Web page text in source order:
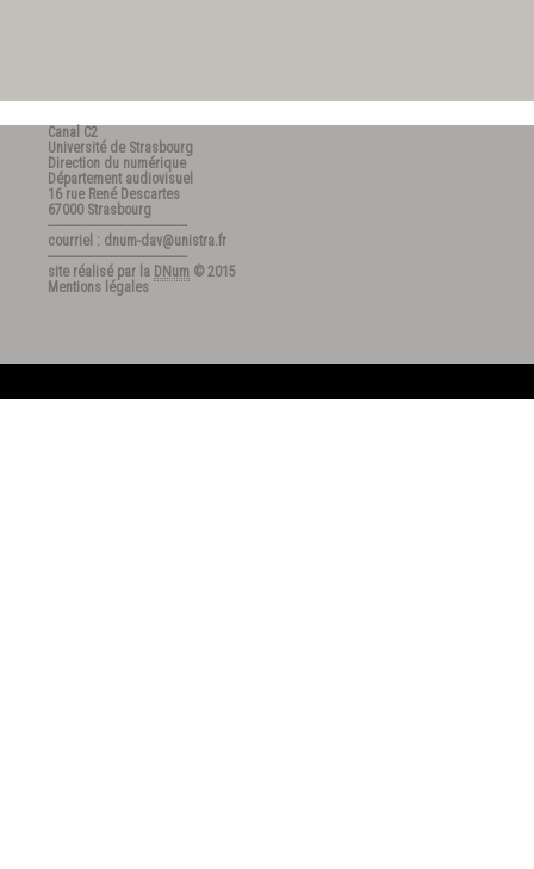
Canal C2
Université de Strasbourg
Direction du numérique
Département audiovisuel
16 rue René Descartes
67000 Strasbourg
---------------------------------------
courriel : dnum-dav@unistra.fr
---------------------------------------
site réalisé par la DNum © 2015
Mentions légales